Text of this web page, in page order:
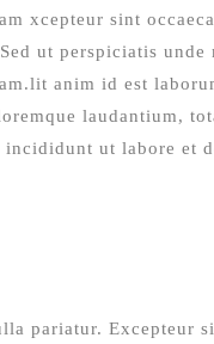
xcepteur sint
ut perspiciatis
anim id est
laudantium,
ut labore et
pariatur. Excepteur